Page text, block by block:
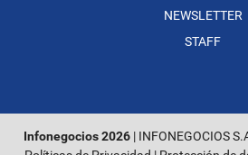
NEWSLETTER
STAFF
Infonegocios 2026 | INFONEGOCIOS